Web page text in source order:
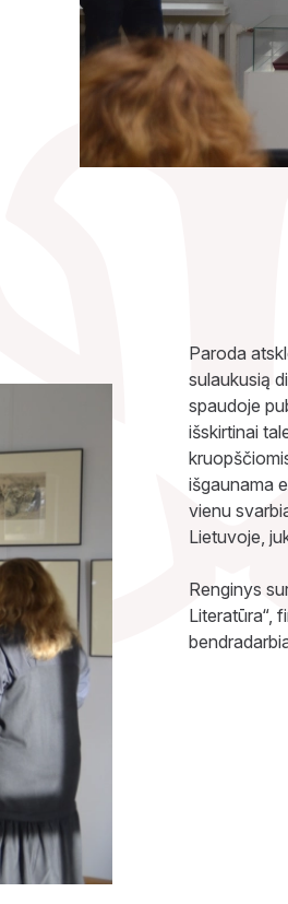
Paroda
sulaukusią
spaudoje
išskirtinai
išgaunama
vienu
Lietuvoje,
Renginys
Literatūra“,